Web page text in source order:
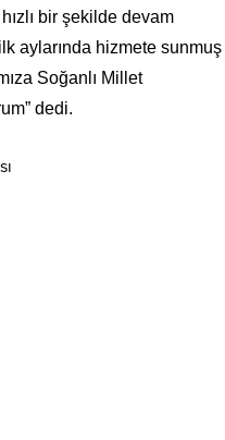
bir şekilde devam
aylarında hizmete sunmuş
Soğanlı Millet
dedi.